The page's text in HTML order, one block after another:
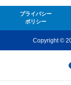
プライバシー
ポリシー
Copyright ©